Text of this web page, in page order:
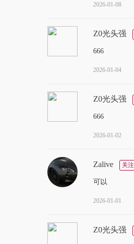
2026-01-08
Z0光头强
666
2026-01-04
Z0光头强
666
2026-01-02
Zalive 关注
可以
2026-01-01
Z0光头强